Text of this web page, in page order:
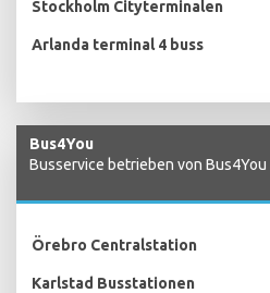
Stockholm Cityterminalen
Arlanda terminal 4 buss
Bus4You
Busservice betrieben von Bus4You
Örebro Centralstation
Karlstad Busstationen